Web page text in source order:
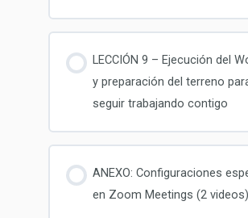
LECCIÓN 9 – Ejecución del
y preparación del terreno
seguir trabajando contigo
ANEXO: Configuraciones
en Zoom Meetings (2 videos)